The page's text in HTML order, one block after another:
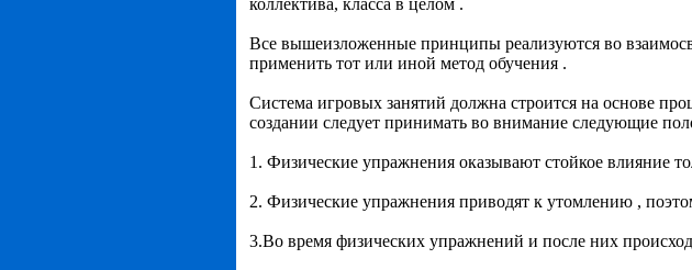
коллектива, класса в целом .
Все вышеизложенные принципы реализуются во
применить тот или иной метод обучения .
Система игровых занятий должна строится на основе
создании следует принимать во внимание следующие
1. Физические упражнения оказывают стойкое влияние
2. Физические упражнения приводят к утомлению ,
3.Во время физических упражнений и после них